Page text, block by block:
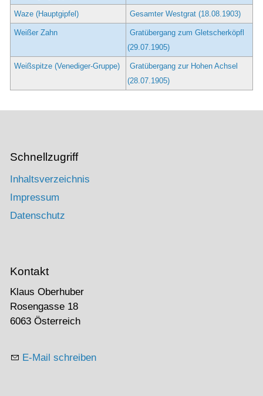
Waze (Hauptgipfel) Gesamter Westgrat (18.08.1903)
Weißer Zahn
Gratübergang zum Gletscherköpfl
(29.07.1905)
Weißspitze (Venediger-Gruppe)
Gratübergang zur Hohen Achsel
(28.07.1905)
Schnellzugriff
Inhaltsverzeichnis
Impressum
Datenschutz
Kontakt
Klaus Oberhuber
Rosengasse 18
6063 Österreich
E-Mail schreiben